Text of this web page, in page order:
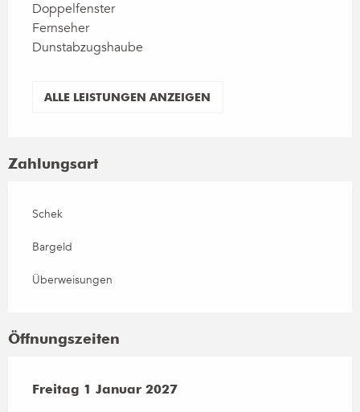
Doppelfenster
Fernseher
Dunstabzugshaube
ALLE LEISTUNGEN ANZEIGEN
Zahlungsart
Schek
Bargeld
Überweisungen
Öffnungszeiten
Freitag 1 Januar 2027
Freitag 1 Januar 2027